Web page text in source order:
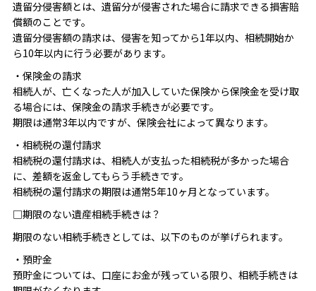
遺留分侵害額とは、遺留分が侵害された場合に請求できる損害賠
償額のことです。
遺留分侵害額の請求は、侵害を知ってから1年以内、相続開始か
ら10年以内に行う必要があります。
・保険金の請求
相続人が、亡くなった人が加入していた保険から保険金を受け取
る場合には、保険金の請求手続きが必要です。
期限は通常3年以内ですが、保険会社によって異なります。
・相続税の還付請求
相続税の還付請求は、相続人が支払った相続税が多かった場合
に、差額を返金してもらう手続きです。
相続税の還付請求の期限は通常5年10ヶ月となっています。
□期限のない遺産相続手続きは？
期限のない相続手続きとしては、以下のものが挙げられます。
・預貯金
預貯金については、口座にお金が残っている限り、相続手続きは